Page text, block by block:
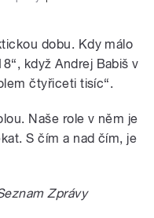
dobu. Kdy málo
když Andrej Babiš v
čtyřiceti tisíc“.
Naše role v něm je
S čím a nad čím, je
Zprávy